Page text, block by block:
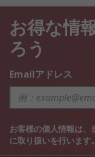
お得な情
ろう
Emailアドレス
お客様の個人情報は、
に取り扱いを行います。